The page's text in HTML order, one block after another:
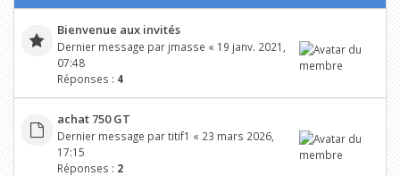
Bienvenue aux invités
Dernier message par jmasse « 19 janv. 2021,
07:48
Réponses : 4
achat 750 GT
Dernier message partitif1 « 23 mars 2026,
17:15
Réponses : 2